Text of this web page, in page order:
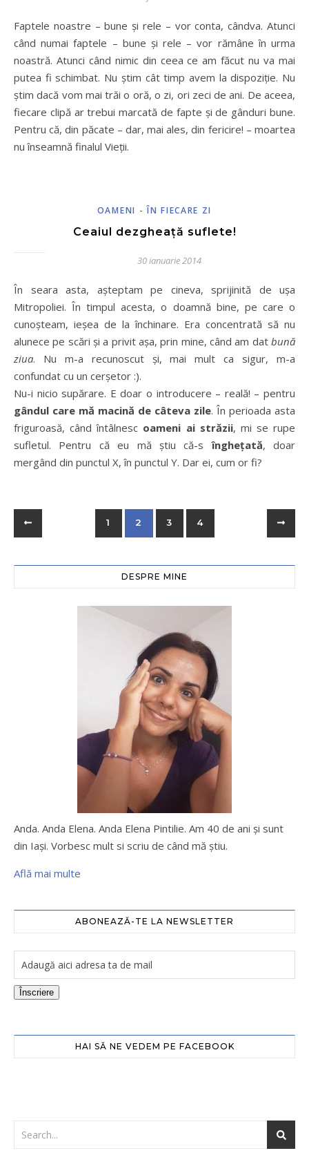
Faptele noastre – bune şi rele – vor conta, cândva. Atunci
când numai faptele – bune şi rele – vor rămâne în urma
noastră. Atunci când nimic din ceea ce am făcut nu va mai
putea fi schimbat. Nu ştim cât timp avem la dispoziţie. Nu
ştim dacă vom mai trăi o oră, o zi, ori zeci de ani. De aceea,
fiecare clipă ar trebui marcată de fapte şi de gânduri bune.
Pentru că, din păcate – dar, mai ales, din fericire! – moartea
nu înseamnă finalul Vieţii.
OAMENI - ÎN FIECARE ZI
Ceaiul dezgheață suflete!
30 ianuarie 2014
În seara asta, așteptam pe cineva, sprijinită de ușa
Mitropoliei. În timpul acesta, o doamnă bine, pe care o
cunoșteam, ieșea de la închinare. Era concentrată să nu
alunece pe scări și a privit așa, prin mine, când am dat bună
ziua. Nu m-a recunoscut și, mai mult ca sigur, m-a
confundat cu un cerșetor :).
Nu-i nicio supărare. E doar o introducere – reală! – pentru
gândul care mă macină de câteva zile. În perioada asta
friguroasă, când întâlnesc oameni ai străzii, mi se rupe
sufletul. Pentru că eu mă știu că-sînghețată, doar
mergând din punctul X, în punctul Y. Dar ei, cum or fi?
1 2 3 4
DESPRE MINE
Anda. Anda Elena. Anda Elena Pintilie. Am 40 de ani şi sunt
din Iaşi. Vorbesc mult si scriu de când mă ştiu.
Află mai multe
ABONEAZĂ-TE LA NEWSLETTER
Înscriere
HAI SĂ NE VEDEM PE FACEBOOK